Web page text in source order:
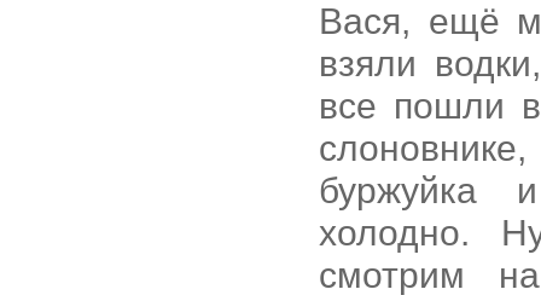
Вася, ещё
взяли
все пошли
буржуйка
холодно.
смотрим